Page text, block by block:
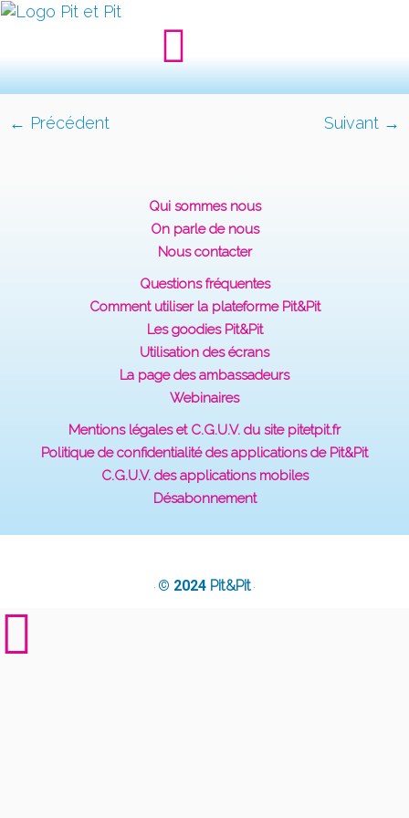
← Précédent Suivant →
Qui sommes nous
On parle de nous
Nous contacter
Questions fréquentes
Comment utiliser la plateforme Pit&Pit
Les goodies Pit&Pit
Utilisation des écrans
La page des ambassadeurs
Webinaires
Mentions légales et C.G.U.V. du site pitetpit.fr
Politique de confidentialité des applications de Pit&Pit
C.G.U.V. des applications mobiles
Désabonnement
· © 2024 Pit&Pit ·